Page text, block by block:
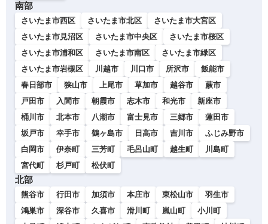
南部
さいたま市西区 さいたま市北区
さいたま市大宮区
さいたま市見沼区
さいたま市中央区
さいたま市桜区
さいたま市浦和区
さいたま市南区
さいたま市緑区
さいたま市岩槻区
川越市 川口市 所沢市
飯能市
春日部市
狭山市 上尾市 草加市 越谷市
蕨市
戸田市
入間市 朝霞市 志木市 和光市
新座市
桶川市
北本市 八潮市 富士見市 三郷市
蓮田市
坂戸市
幸手市 鶴ヶ島市 日高市 吉川市
ふじみ野市
白岡市
伊奈町 三芳町 毛呂山町 越生町
川島町
宮代町
杉戸町 松伏町
北部
熊谷市 行田市 加須市 本庄市 東松山市
羽生市
鴻巣市
深谷市 久喜市 滑川町 嵐山町
小川町